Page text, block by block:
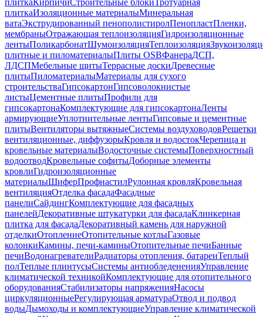
плиткаКирпичиСтроительные блокиТротуарная
плиткаИзоляционные материалыМинеральная
ватаЭкструдированный пенополистиролПенопластПленки,
мембраныОтражающая теплоизоляцияГидроизоляционные
лентыПоликарбонатШумоизоляцияТеплоизоляция
плитные и пиломатериалыПлиты OSBФанераДСП,
ЛДСПМебельные щитыТеррасные доскиДревесные
плитыПиломатериалыМатериалы для сухого
строительстваГипсокартонГипсоволокнистые
листыЦементные плитыПрофили для
гипсокартонаКомплектующие для гипсокартонаЛенты
армирующиеУплотнительные лентыГипсовые и цементные
плитыВентиляторы вытяжныеСистемы воздуховодовРешетки
вентиляционные, диффузорыКровля и водостокЧерепица и
кровельные материалыВодосточные системыПоверхностный
водоотводКровельные софитыДоборные элементы
кровлиГидроизоляционные
материалыШиферПрофнастилРулонная кровляКровельная
вентиляцияОтделка фасадаФасадные
панелиСайдингКомплектующие для фасадных
панелейДекоративные штукатурки для фасадаКлинкерная
плитка для фасадаДекоративный камень для наружной
отделкиОтоплениеОтопительные котлыГазовые
колонкиКамины, печи-каминыОтопительные печиБанные
печиВодонагревателиРадиаторы отопления, батареиТеплый
полТеплые плинтусыСистемы антиобледененияУправление
климатической техникойКомплектующие для отопительного
оборудованияСтабилизаторы напряженияНасосы
циркуляционныеРегулирующая арматураОтвод и подвод
водыДымоходы и комплектующиеУправление климатической